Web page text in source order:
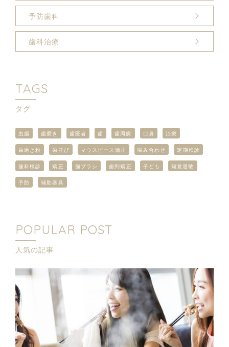
予防歯科
歯科治療
TAGS
タグ
虫歯 歯磨き 歯医者 歯 歯周病 口臭 治療
歯磨き粉 歯並び マウスピース矯正 噛み合わせ 定期検診
歯科検診 矯正 歯ブラシ 歯列矯正 子ども 知覚過敏
予防 補助器具
POPULAR POST
人気の記事